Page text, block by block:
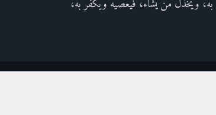
به، ويخذل مَن يشاء، فيعصيه ويكفر به،